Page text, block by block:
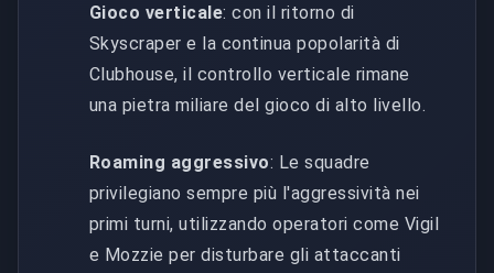
Gioco verticale: con il ritorno di
Skyscraper e la continua popolarità di
Clubhouse, il controllo verticale rimane
una pietra miliare del gioco di alto livello.
Roaming aggressivo: Le squadre
privilegiano sempre più l'aggressività nei
primi turni, utilizzando operatori come Vigil
e Mozzie per disturbare gli attaccanti